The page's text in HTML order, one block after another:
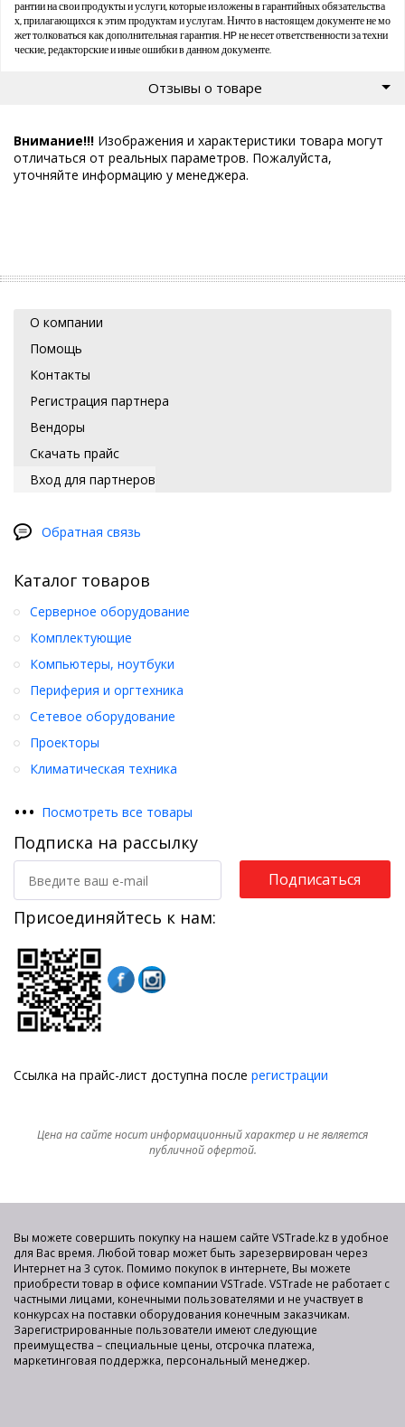
рантии на свои продукты и услуги, которые изложены в гарантийных обязательства
х, прилагающихся к этим продуктам и услугам. Ничто в настоящем документе не мо
жет толковаться как дополнительная гарантия. HP не несет ответственности за техни
ческие, редакторские и иные ошибки в данном документе.
Отзывы о товаре
Внимание!!! Изображения и характеристики товара могут
отличаться от реальных параметров. Пожалуйста,
уточняйте информацию у менеджера.
О компании
Помощь
Контакты
Регистрация партнера
Вендоры
Скачать прайс
Вход для партнеров
Обратная связь
Каталог товаров
Серверное оборудование
Комплектующие
Компьютеры, ноутбуки
Периферия и оргтехника
Сетевое оборудование
Проекторы
Климатическая техника
••• Посмотреть все товары
Подписка на рассылку
Подписаться
Присоединяйтесь к нам:
Ссылка на прайс-лист доступна после регистрации
Цена на сайте носит информационный характер и не является
публичной офертой.
Вы можете совершить покупку на нашем сайте VSTrade.kz в удобное
для Вас время. Любой товар может быть зарезервирован через
Интернет на 3 суток. Помимо покупок в интернете, Вы можете
приобрести товар в офисе компании VSTrade. VSTrade не работает с
частными лицами, конечными пользователями и не участвует в
конкурсах на поставки оборудования конечным заказчикам.
Зарегистрированные пользователи имеют следующие
преимущества – специальные цены, отсрочка платежа,
маркетинговая поддержка, персональный менеджер.